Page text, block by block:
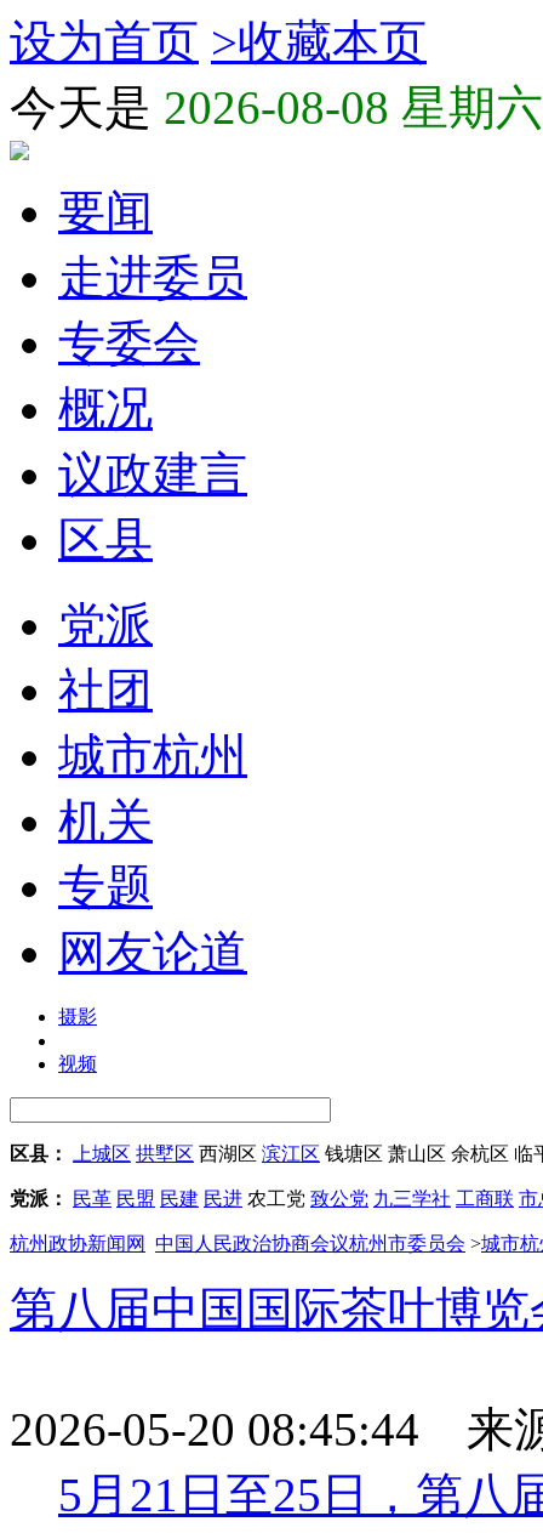
设为首页 >收藏本页
今天是 2026-08-08 星期六
要闻
走进委员
专委会
概况
议政建言
区县
党派
社团
城市杭州
机关
专题
网友论道
摄影
视频
区县： 上城区 拱墅区 西湖区 滨江区 钱塘区 萧山区 余杭区 临
党派： 民革 民盟 民建 民进 农工党 致公党 九三学社 工商联 市
杭州政协新闻网 中国人民政治协商会议杭州市委员会 >城市杭
第八届中国国际茶叶博
2026-05-20 08:45:44 来
5月21日至25日，第八